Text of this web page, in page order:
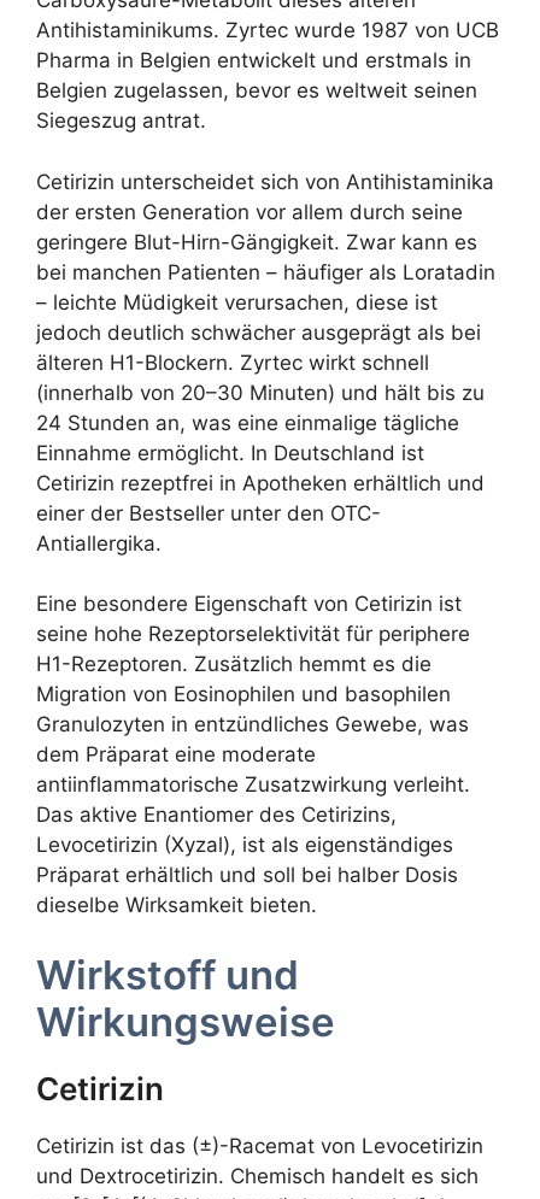
Antihistaminikums. Zyrtec wurde 1987 von UCB
Pharma in Belgien entwickelt und erstmals in
Belgien zugelassen, bevor es weltweit seinen
Siegeszug antrat.
Cetirizin unterscheidet sich von Antihistaminika
der ersten Generation vor allem durch seine
geringere Blut-Hirn-Gängigkeit. Zwar kann es
bei manchen Patienten – häufiger als Loratadin
– leichte Müdigkeit verursachen, diese ist
jedoch deutlich schwächer ausgeprägt als bei
älteren H1-Blockern. Zyrtec wirkt schnell
(innerhalb von 20–30 Minuten) und hält bis zu
24 Stunden an, was eine einmalige tägliche
Einnahme ermöglicht. In Deutschland ist
Cetirizin rezeptfrei in Apotheken erhältlich und
einer der Bestseller unter den OTC-
Antiallergika.
Eine besondere Eigenschaft von Cetirizin ist
seine hohe Rezeptorselektivität für periphere
H1-Rezeptoren. Zusätzlich hemmt es die
Migration von Eosinophilen und basophilen
Granulozyten in entzündliches Gewebe, was
dem Präparat eine moderate
antiinflammatorische Zusatzwirkung verleiht.
Das aktive Enantiomer des Cetirizins,
Levocetirizin (Xyzal), ist als eigenständiges
Präparat erhältlich und soll bei halber Dosis
dieselbe Wirksamkeit bieten.
Wirkstoff und
Wirkungsweise
Cetirizin
Cetirizin ist das (±)-Racemat von Levocetirizin
und Dextrocetirizin. Chemisch handelt es sich